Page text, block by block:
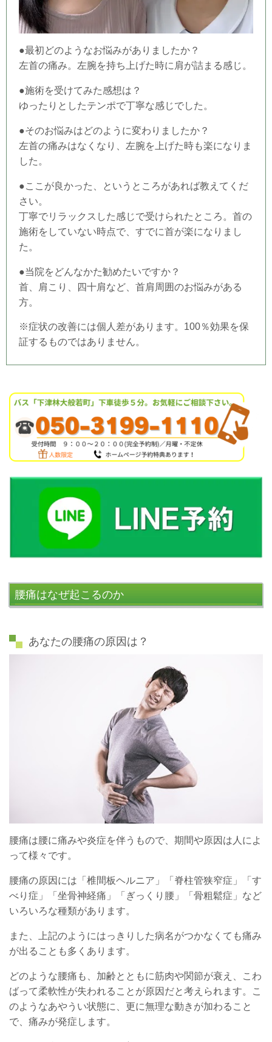
●最初どのようなお悩みがありましたか？
左首の痛み。左腕を持ち上げた時に肩が詰まる感じ。
●施術を受けてみた感想は？
ゆったりとしたテンポで丁寧な感じでした。
●そのお悩みはどのように変わりましたか？
左首の痛みはなくなり、左腕を上げた時も楽になりま
した。
●ここが良かった、というところがあれば教えてくだ
さい。
丁寧でリラックスした感じで受けられたところ。首の
施術をしていない時点で、すでに首が楽になりまし
た。
●当 院をどんなかた勧めたいですか？
首、肩こり、四十肩など、首肩周囲のお悩みがある
方。
※症状の改善には個人差があります。100％効果を保
証するものではありません。
腰痛はなぜ起こるのか
あなたの腰痛の原因は？
腰痛は腰に痛みや炎症を伴うもので、期間や原因は人によ
って様々です。
腰痛の原因には「椎間板ヘルニア」「脊柱管狭窄症」「す
べり症」「坐骨神経痛」「ぎっくり腰」「骨粗鬆症」など
いろいろな種類があります。
また、上記のようにはっきりした病名がつかなくても痛み
が出ることも多くあります。
どのような腰痛も、加齢とともに筋肉や関節が衰え、こわ
ばって柔軟性が失われることが原因だと考えられます。こ
のようなあやうい状態に、更に無理な動きが加わること
で、痛みが発症します。